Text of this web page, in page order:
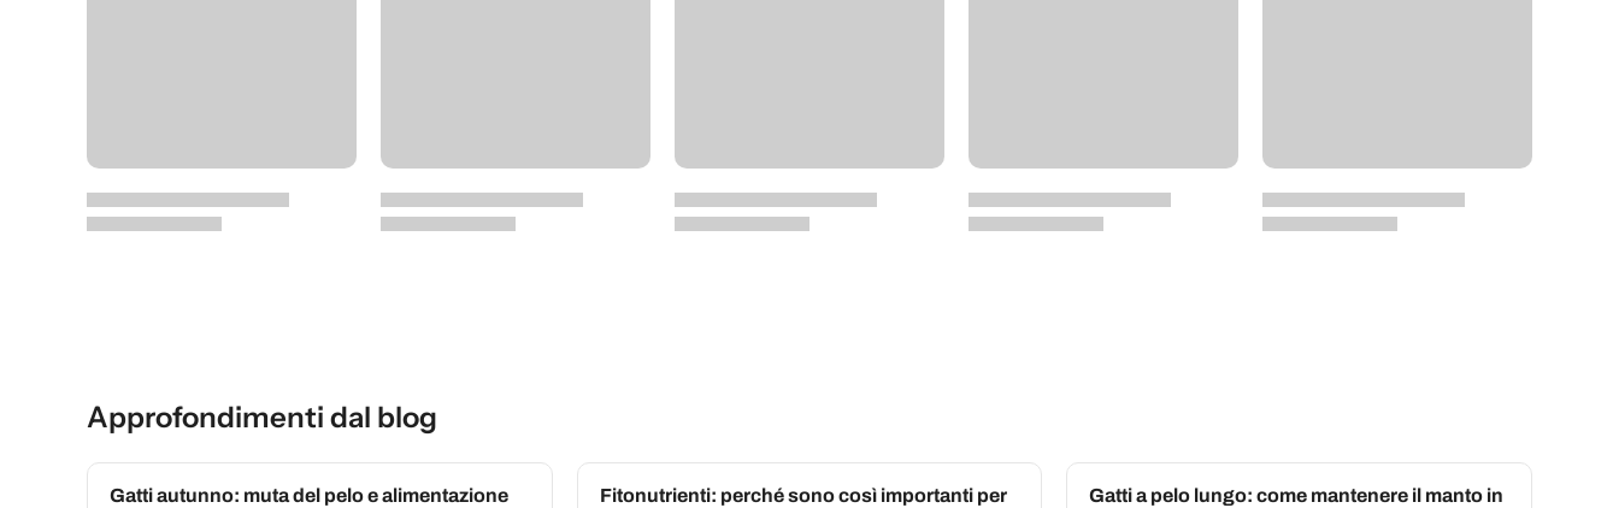
Approfondimenti dal blog
Gatti autunno: muta del pelo e alimentazione
Fitonutrienti: perché sono così importanti per
Gatti a pelo lungo: come mantenere il manto in